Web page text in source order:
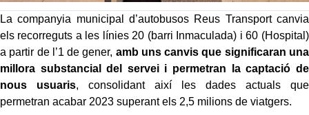
La companyia municipal d’autobusos Reus Transport canvia
els recorreguts a les línies 20 (barri Inmaculada) i 60 (Hospital)
a partir de l’1 de gener, amb uns canvis que significaran una
millora substancial del servei i permetran la captació de
nous usuaris, consolidant així les dades actuals que
permetran acabar 2023 superant els 2,5 milions de viatgers.